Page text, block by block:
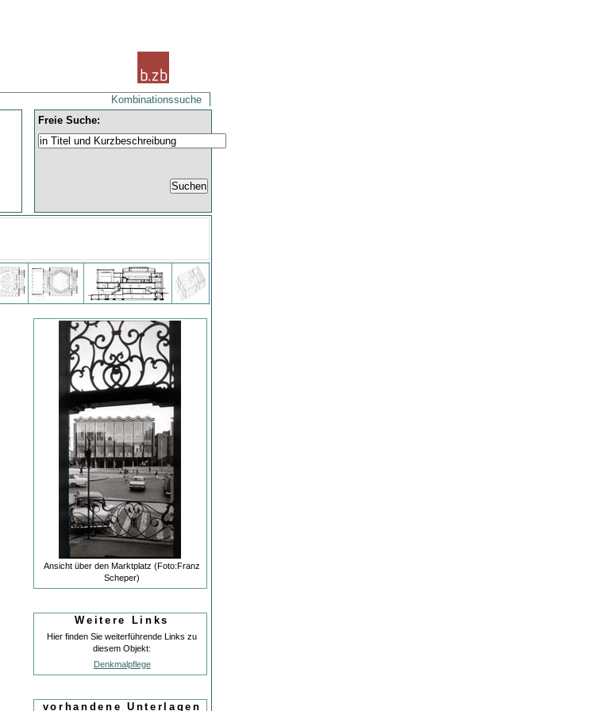
Kombinationssuche
Freie Suche:
Ansicht über den Marktplatz (Foto:Franz
Scheper)
Weitere Links
Hier finden Sie weiterführende Links zu
diesem Objekt:
Denkmalpflege
vorhandene Unterlagen